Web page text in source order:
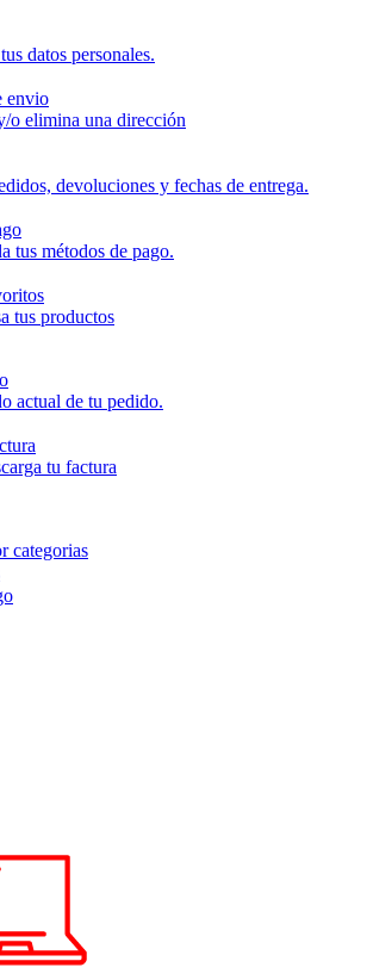
datos personales.
envio
o elimina una dirección
devoluciones y fechas de entrega.
tus métodos de pago.
tus productos
actual de tu pedido.
tu factura
categorias